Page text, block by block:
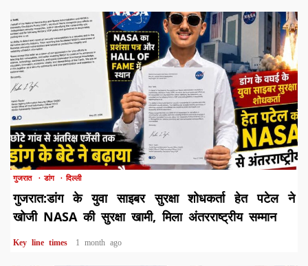
1 min read
गुजरात डांग दिल्ली
गुजरात:डांग के युवा साइबर सुरक्षा शोधकर्ता हेत पटेल ने
खोजी NASA की सुरक्षा खामी, मिला अंतरराष्ट्रीय सम्मान
Key line times 1 month ago